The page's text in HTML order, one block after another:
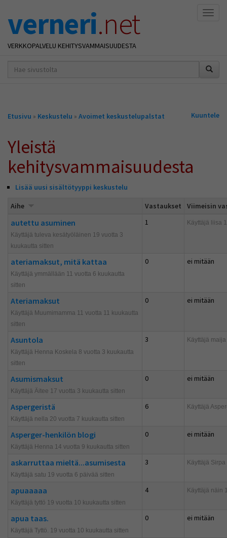
verneri.net
VERKKOPALVELU KEHITYSVAMMAISUUDESTA
hakusana(t)
Olet
Etusivu » Keskustelu » Avoimet keskustelupalstat Kuuntele
Yleistä
kehitysvammaisuudesta
Lisää uusi sisältötyyppi keskustelu
Aihe Vastaukset Viimeisin
autettu asuminen
Käyttäjä tuleva kesätyöläinen 19 vuotta 3
kuukautta sitten
1 Käyttäjä liisa
ateriamaksut, mitä kattaa
Käyttäjä ymmällään 11 vuotta 6 kuukautta
sitten
0 ei mitään
Ateriamaksut
Käyttäjä Muumimamma 11 vuotta 11 kuukautta
sitten
0 ei mitään
Asuntola
Käyttäjä Henna Koskela 8 vuotta 3 kuukautta
sitten
3 Käyttäjä maija
Asumismaksut
Käyttäjä Äitee 17 vuotta 3 kuukautta sitten
0 ei mitään
Aspergeristä
Käyttäjä nella 20 vuotta 7 kuukautta sitten
6 Käyttäjä
Asperger-henkilön blogi
Käyttäjä Henna 14 vuotta 9 kuukautta sitten
0 ei mitään
askarruttaa mieltä...asumisesta
Käyttäjä satu 19 vuotta 6 päivää sitten
3 Käyttäjä Sirpa
apuaaaaa
Käyttäjä tyttö 19 vuotta 10 kuukautta sitten
4 Käyttäjä näin
apua taas.
Käyttäjä Tyttö. 19 vuotta 10 kuukautta sitten
0 ei mitään